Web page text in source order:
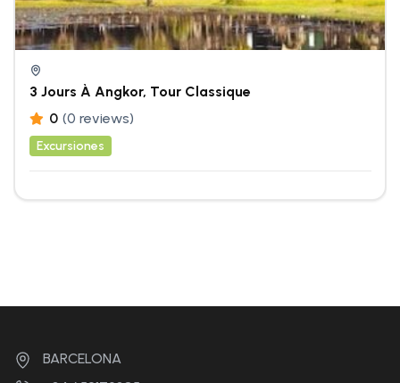
3 Jours À Angkor, Tour Classique
0 (0 reviews)
Excursiones
BARCELONA